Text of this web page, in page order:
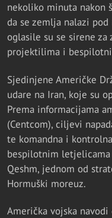
nekoliko minuta nakon
da se zemlja nalazi
oglasile su se sirene
projektilima i
Sjedinjene Američke
udare na Iran, koje su
Prema informacijama
(Centcom), ciljevi
te komandna i
bespilotnim
Qeshm, jednom od
Hormuški moreuz.
Američka vojska